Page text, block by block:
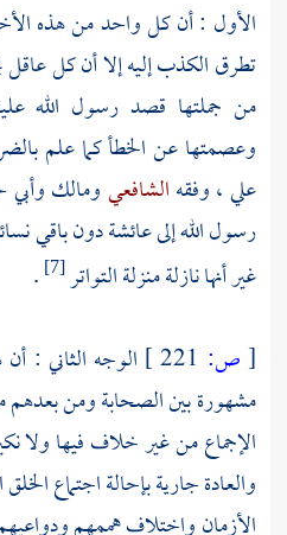
الأول : أن كل واحد من هذه
تطرق الكذب إليه إلا أن كل
من جملتها قصد رسول الله
وعصمتها عن الخطأ كما علم
علي، وفقهالشافعيومالك
رسول الله إلىعائشةدون باقي
غير أنها نازلة منزلة التواتر[7]
.
[ص:
الوجه الثاني :
مشهورة بين الصحابة ومن بعدهم
الإجماع من غير خلاف فيها ولا
والعادة جارية بإحالة اجتماع